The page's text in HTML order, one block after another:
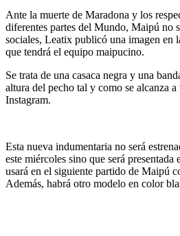
Ante la muerte de Maradona y los
diferentes partes del Mundo, Maipú no
sociales, Leatix publicó una imagen en
que tendrá el equipo maipucino.
Se trata de una casaca negra y una
altura del pecho tal y como se alcanza
Instagram.
Esta nueva indumentaria no será
este miércoles sino que será
usará en el siguiente partido de Maipú
Además, habrá otro modelo en color